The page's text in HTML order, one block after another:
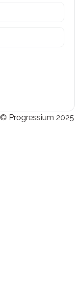
© Progressium 2025